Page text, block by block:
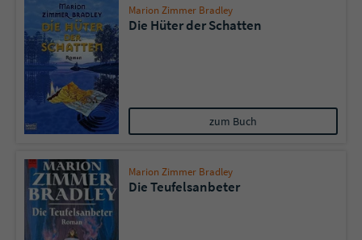
Marion Zimmer Bradley
Die Hüter der Schatten
zum Buch
Marion Zimmer Bradley
Die Teufelsanbeter